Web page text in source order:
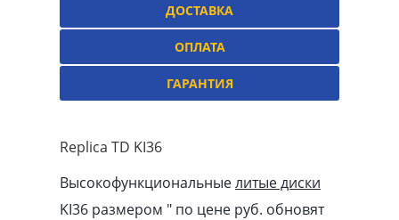
ДОСТАВКА
ОПЛАТА
ГАРАНТИЯ
Replica TD KI36
Высокофункциональныелитые диски
KI36 размером ″ по цене руб. обновят